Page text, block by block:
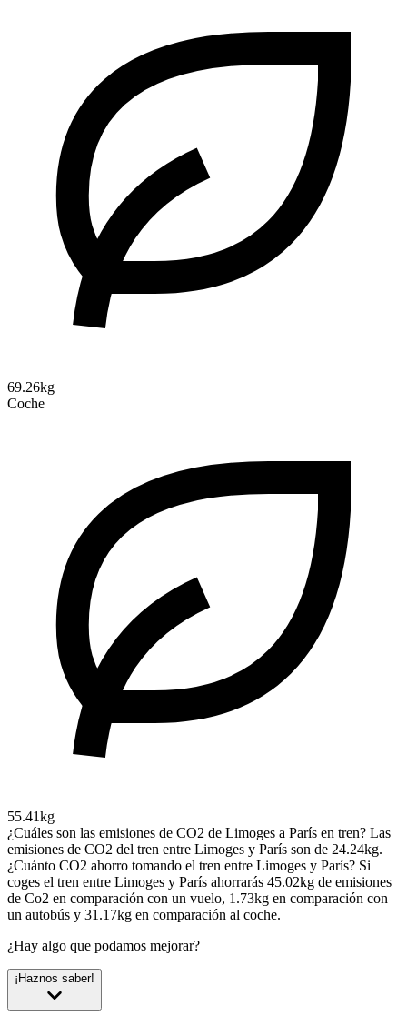
69.26kg
Coche
55.41kg
¿Cuáles son las emisiones de CO2 de Limoges a París en tren? Las
emisiones de CO2 del tren entre Limoges y París son de 24.24kg.
¿Cuánto CO2 ahorro tomando el tren entre Limoges y París? Si
coges el tren entre Limoges y París ahorrarás 45.02kg de emisiones
de Co2 en comparación con un vuelo, 1.73kg en comparación con
un autobús y 31.17kg en comparación al coche.
¿Hay algo que podamos mejorar?
¡Haznos saber!